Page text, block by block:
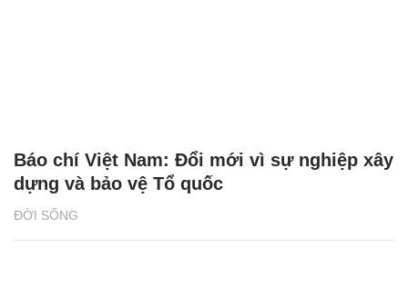
ĐỜI SỐNG
Báo chí Việt Nam: Đổi mới vì sự nghiệp xây
dựng và bảo vệ Tổ quốc